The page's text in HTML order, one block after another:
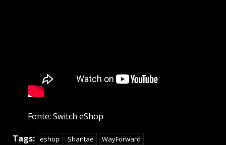
Fonte: Switch eShop
Tags: eshop Shantae WayForward